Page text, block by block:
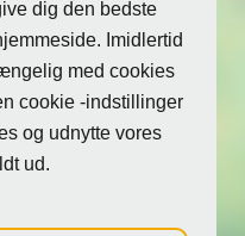
dig den bedste
Imidlertid
med cookies
cookie -indstillinger
og udnytte vores
ud.